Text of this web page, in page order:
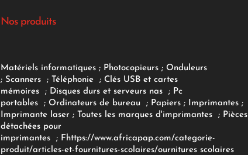
Nos produits
Matériels informatiques; Photocopieurs; Onduleurs
; Scanners ; Téléphonie ; Clés USB et cartes
mémoires
; Disques durs et serveurs nas ; Pc
portables
; Ordinateurs de bureau ; Papiers; Imprimantes;
Imprimante laser; Toutes les marques d'imprimantes ; Pièces
détachées pour
imprimantes
; F https://www.africapap.com/categorie-
produit/articles-et-fournitures-scolaires/ournitures scolaires